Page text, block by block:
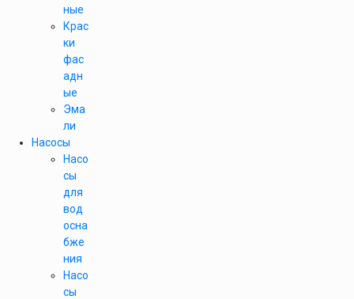
ные
Крас
ки
фас
адн
ые
Эма
ли
Насосы
Насо
сы
для
вод
осна
бже
ния
Насо
сы